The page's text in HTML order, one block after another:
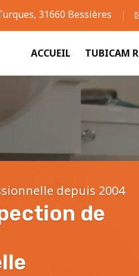
31660 Bessières
ACCUEIL TUBICAM
depuis 2004
de